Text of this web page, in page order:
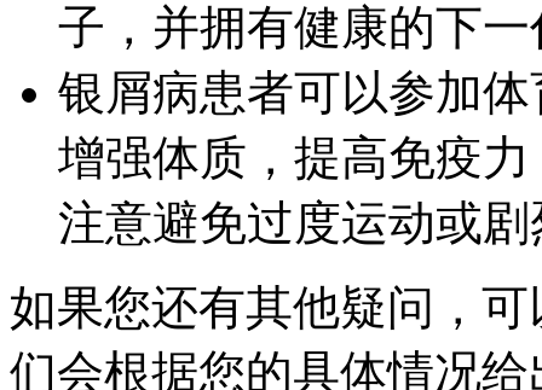
子，并拥有健康的下一
银屑病患者可以参加
增强体质，提高免疫
注意避免过度运动或
如果您还有其他疑问，
们会根据您的具体情况